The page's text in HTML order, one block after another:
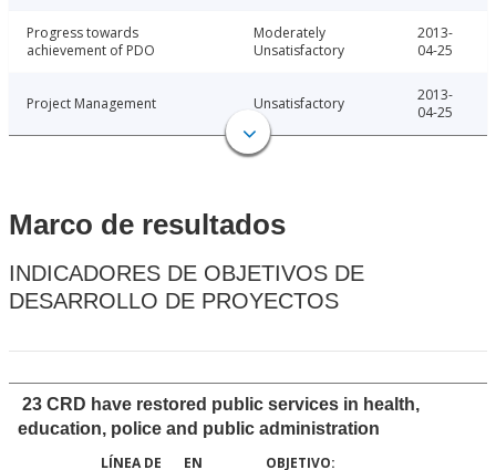
Progress towards
achievement of PDO
Moderately
Unsatisfactory
2013-
04-25
Project Management Unsatisfactory
2013-
04-25
Marco de resultados
INDICADORES DE OBJETIVOS DE
DESARROLLO DE PROYECTOS
23 CRD have restored public services in health,
education, police and public administration